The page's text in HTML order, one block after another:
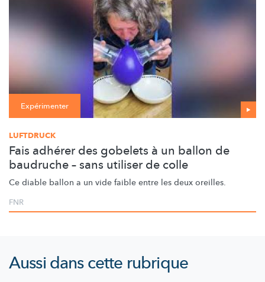
Expérimenter
LUFTDRUCK
Fais adhérer des gobelets à un ballon de
baudruche – sans utiliser de colle
Ce diable ballon a un vide faible entre les deux oreilles.
FNR
Aussi dans cette rubrique